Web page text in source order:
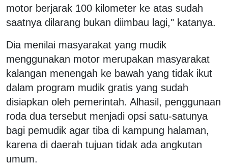
motor berjarak 100 kilometer ke atas sudah
saatnya dilarang bukan diimbau lagi," katanya.
Dia menilai masyarakat yang mudik
menggunakan motor merupakan masyarakat
kalangan menengah ke bawah yang tidak ikut
dalam program mudik gratis yang sudah
disiapkan oleh pemerintah. Alhasil, penggunaan
roda dua tersebut menjadi opsi satu-satunya
bagi pemudik agar tiba di kampung halaman,
karena di daerah tujuan tidak ada angkutan
umum.